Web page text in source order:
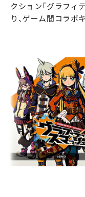
クション「グラフィ
り、ゲーム間コラボ